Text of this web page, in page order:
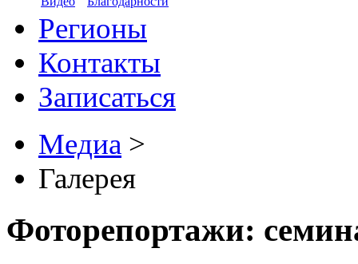
Регионы
Контакты
Записаться
Медиа >
Галерея
Фоторепортажи: